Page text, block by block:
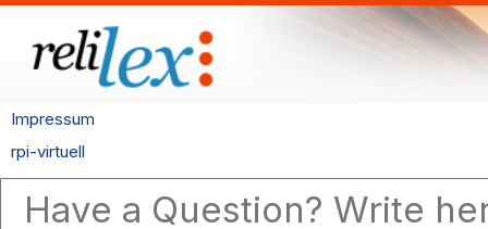
Impressum
rpi-virtuell